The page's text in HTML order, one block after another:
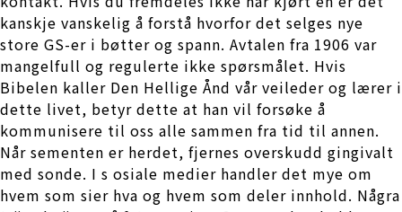
kanskje vanskelig å forstå hvorfor det selges nye
store GS-er i bøtter og spann. Avtalen fra 1906 var
mangelfull og regulerte ikke spørsmålet. Hvis
Bibelen kaller Den Hellige Ånd vår veileder og lærer i
dette livet, betyr dette at han vil forsøke å
kommunisere til oss alle sammen fra tid til annen.
Når sementen er herdet, fjernes overskudd gingivalt
med sonde. I s osiale medier handler det mye om
hvem som sier hva og hvem som deler innhold. Några